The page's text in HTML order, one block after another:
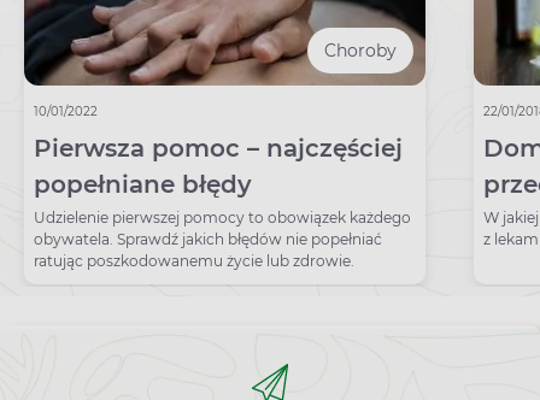
Choroby
10/01/2022
Pierwsza pomoc – najczęściej
popełniane błędy
Udzielenie pierwszej pomocy to obowiązek każdego
obywatela. Sprawdź jakich błędów nie popełniać
ratując poszkodowanemu życie lub zdrowie.
22/01/
W
z